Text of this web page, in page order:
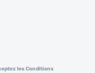
les Conditions